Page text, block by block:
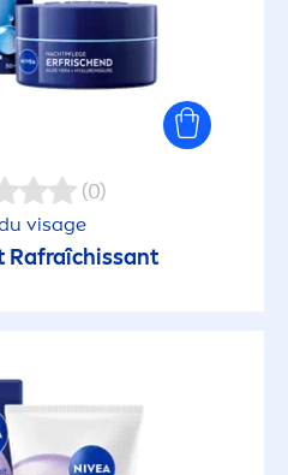
(0)
visage
Rafraîchissant